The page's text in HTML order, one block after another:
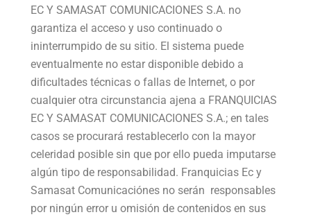
EC Y SAMASAT COMUNICACIONES S.A. no
garantiza el acceso y uso continuado o
ininterrumpido de su sitio. El sistema puede
eventualmente no estar disponible debido a
dificultades técnicas o fallas de Internet, o por
cualquier otra circunstancia ajena a FRANQUICIAS
EC Y SAMASAT COMUNICACIONES S.A.; en tales
casos se procurará restablecerlo con la mayor
celeridad posible sin que por ello pueda imputarse
algún tipo de responsabilidad. Franquicias Ec y
Samasat Comunicaciónes no serán responsables
por ningún error u omisión de contenidos en sus